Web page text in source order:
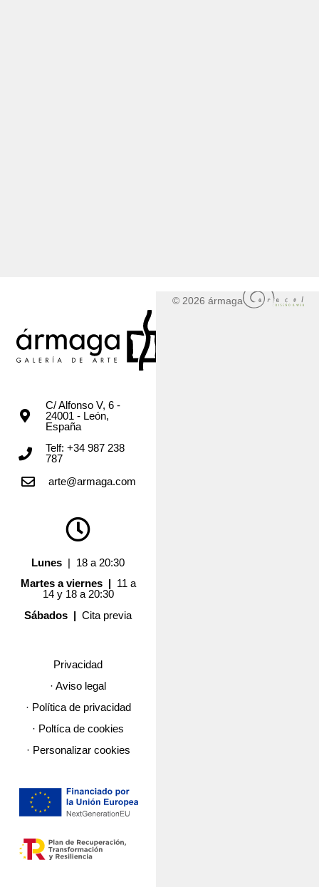
C/ Alfonso V, 6 -
24001 - León,
España
Telf: +34 987 238
787
arte@armaga.com
Lunes | 18 a 20:30
Martes a viernes | 11 a
14 y 18 a 20:30
Sábados |Cita previa
Privacidad
· Aviso legal
· Política de privacidad
· Poltíca de cookies
· Personalizar cookies
© 2026 ármaga